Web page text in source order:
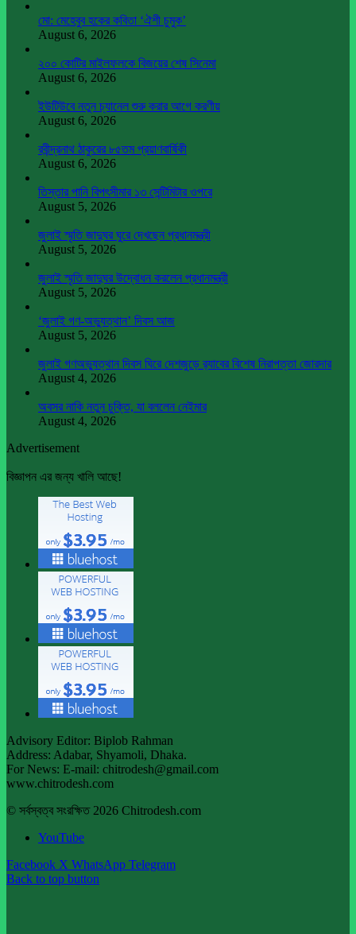
মো: মেহেবুব হকের কবিতা ‘ঐশী চুমুক’
August 6, 2026
২০০ কোটির মাইলফলকে বিজয়ের শেষ সিনেমা
August 6, 2026
ইউটিউবে নতুন চ্যানেল শুরু করার আগে করণীয়
August 6, 2026
রবীন্দ্রনাথ ঠাকুরের ৮৫তম প্রয়াণবার্ষিকী
August 6, 2026
তিস্তার পানি বিপৎসীমার ১৩ সেন্টিমিটার ওপরে
August 5, 2026
জুলাই স্মৃতি জাদুঘর ঘুরে দেখছেন প্রধানমন্ত্রী
August 5, 2026
জুলাই স্মৃতি জাদুঘর উদ্বোধন করলেন প্রধানমন্ত্রী
August 5, 2026
‘জুলাই গণ-অভ্যুত্থান’ দিবস আজ
August 5, 2026
জুলাই গণঅভ্যুত্থান দিবস ঘিরে দেশজুড়ে র‌্যাবের বিশেষ নিরাপত্তা জোরদার
August 4, 2026
অবসর নাকি নতুন চুক্তি, যা বললেন নেইমার
August 4, 2026
Advertisement
বিজ্ঞাপন এর জন্য খালি আছে!
Advisory Editor: Biplob Rahman
Address: Adabar, Shyamoli, Dhaka.
For News: E-mail: chitrodesh@gmail.com
www.chitrodesh.com
© সর্বস্বত্ব সংরক্ষিত 2026 Chitrodesh.com
YouTube
Facebook X WhatsApp Telegram
Back to top button